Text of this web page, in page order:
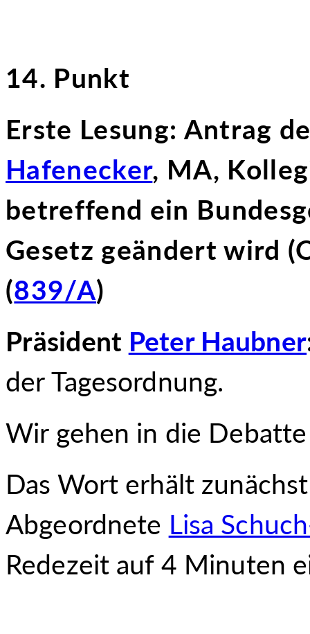
14. Punkt
Erste Lesung: Antrag
Hafenecker, MA,
betreffend ein
Gesetz geändert wird
(839/A)
Präsident Peter Haubner
der Tagesordnung.
Wir gehen in die
Das Wort erhält
Abgeordnete Lisa
Redezeit auf 4 Minuten